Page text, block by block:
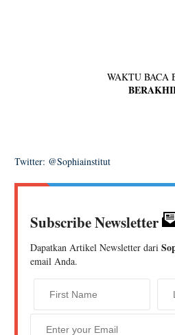
WAKTU BACA
Twitter: @Sophiainstitut
Subscribe Newsletter
Dapatkan Artikel Newsletter dari
email Anda.